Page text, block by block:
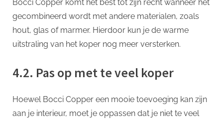
Bocci Copper komt het best tot zijn recht wanneer het
gecombineerd wordt met andere materialen, zoals
hout, glas of marmer. Hierdoor kun je de warme
uitstraling van het koper nog meer versterken.
4.2. Pas op met te veel koper
Hoewel Bocci Copper een mooie toevoeging kan zijn
aan je interieur, moet je oppassen dat je niet te veel